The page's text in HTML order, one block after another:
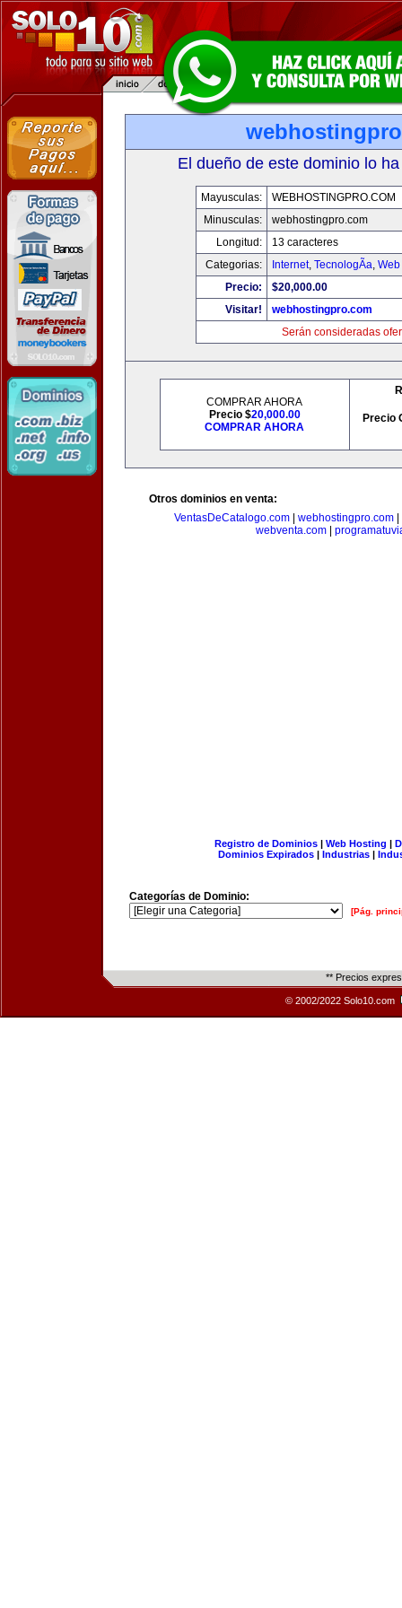
El dueño de este dominio lo
Mayusculas:
WEBHOSTINGPRO.COM
Minusculas:
webhostingpro.com
Longitud:
13 caracteres
Categorias:
Internet, TecnologÃ­a,
Precio:
$20,000.00
Visitar!
webhostingpro.com
Serán consideradas
COMPRAR AHORA
Precio $20,000.00
COMPRAR AHORA
Precio
Otros dominios en venta:
VentasDeCatalogo.com| webhostingpro.com|
webventa.com|
Registro de Dominios| Web Hosting |
Dominios Expirados | Industrias |
Categorías de Dominio:
[Pág.
** Precios
© 2002/2022 Solo10.com